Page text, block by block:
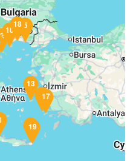
1
2
5
10
13
15
17
18
19